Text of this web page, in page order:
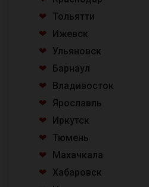
Тольятти
Ижевск
Ульяновск
Барнаул
Владивосток
Ярославль
Иркутск
Тюмень
Махачкала
Хабаровск